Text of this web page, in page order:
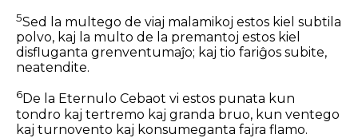
5Sed la multego de viaj malamikoj estos kiel subtila
polvo, kaj la multo de la premantoj estos kiel
disfluganta grenventumaĵo; kaj tio fariĝos subite,
neatendite.
6De la Eternulo Cebaot vi estos punata kun
tondro kaj tertremo kaj granda bruo, kun ventego
kaj turnovento kaj konsumeganta fajra flamo.